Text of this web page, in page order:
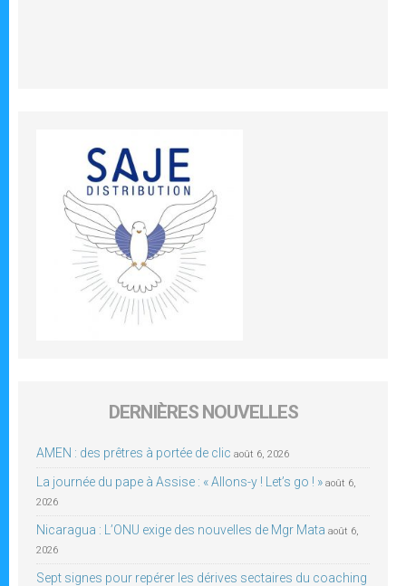
DERNIÈRES NOUVELLES
AMEN : des prêtres à portée de clic août 6, 2026
La journée du pape à Assise : « Allons-y ! Let’s go ! » août 6,
2026
Nicaragua : L’ONU exige des nouvelles de Mgr Mata août 6,
2026
Sept signes pour repérer les dérives sectaires du coaching